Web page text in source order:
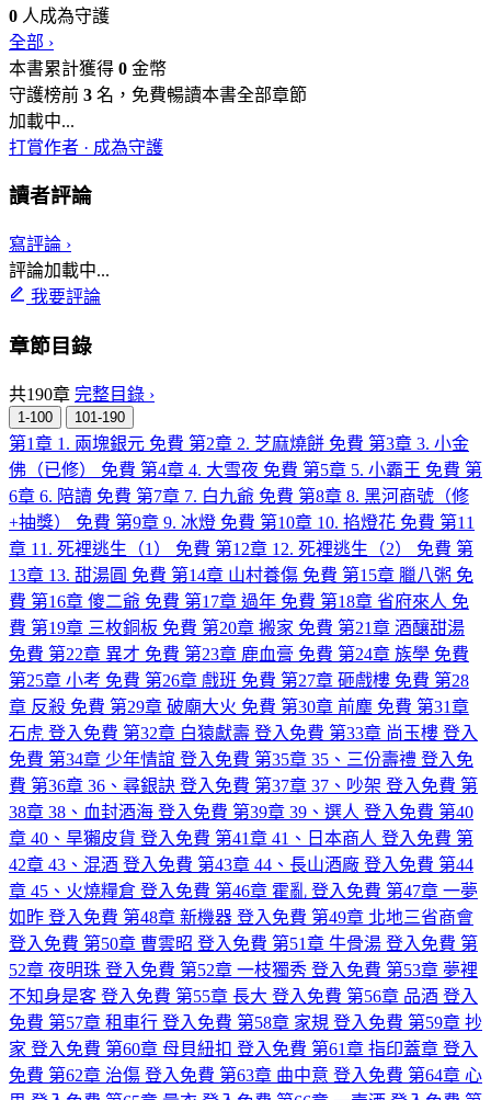
0 人成為守護
全部 ›
本書累計獲得 0 金幣
守護榜前 3 名，免費暢讀本書全部章節
加載中...
打賞作者 · 成為守護
讀者評論
寫評論 ›
評論加載中...
我要評論
章節目錄
共190章 完整目錄 ›
1-100 101-190
第1章 1. 兩塊銀元 免費 第2章 2. 芝麻燒餅 免費 第3章 3. 小金
佛（已修）
免費 第4章 4. 大雪夜 免費 第5章 5. 小霸王 免費 第
6章 6. 陪讀 免費 第7章 7. 白九爺 免費 第8章 8. 黑河商號（修
+抽獎）
免費 第9章 9. 冰燈 免費 第10章 10. 掐燈花 免費 第11
章 11. 死裡逃生（1）
免費 第12章 12. 死裡逃生（2） 免費 第
13章 13. 甜湯圓 免費 第14章 山村養傷 免費 第15章 臘八粥 免
費 第16章 傻二爺 免費 第17章 過年 免費 第18章 省府來人 免
費 第19章 三枚銅板 免費 第20章 搬家 免費 第21章 酒釀甜湯
免費 第22章 異才 免費 第23章 鹿血膏 免費 第24章 族學 免費
第25章 小考 免費 第26章 戲班 免費 第27章 砸戲樓 免費 第28
章 反殺 免費 第29章 破廟大火 免費 第30章 前塵 免費 第31章
石虎 登入免費 第32章 白猿獻壽 登入免費 第33章 尚玉樓 登入
免費 第34章 少年情誼 登入免費 第35章 35、三份壽禮 登入免
費 第36章 36、尋銀訣 登入免費 第37章 37、吵架 登入免費 第
38章 38、血封酒海 登入免費 第39章 39、選人 登入免費 第40
章 40、旱獺皮貨 登入免費 第41章 41、日本商人 登入免費 第
42章 43、混酒 登入免費 第43章 44、長山酒廠 登入免費 第44
章 45、火燒糧倉 登入免費 第46章 霍亂 登入免費 第47章 一夢
如昨 登入免費 第48章 新機器 登入免費 第49章 北地三省商會
登入免費 第50章 曹雲昭 登入免費 第51章 牛骨湯 登入免費 第
52章 夜明珠 登入免費 第52章 一枝獨秀 登入免費 第53章 夢裡
不知身是客 登入免費 第55章 長大 登入免費 第56章 品酒 登入
免費 第57章 租車行 登入免費 第58章 家規 登入免費 第59章 抄
家 登入免費 第60章 母貝紐扣 登入免費 第61章 指印蓋章 登入
免費 第62章 治傷 登入免費 第63章 曲中意 登入免費 第64章 心